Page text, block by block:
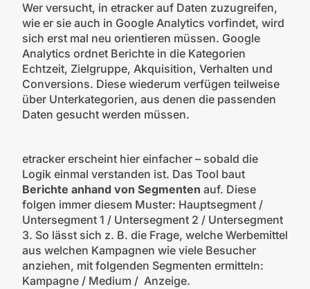
Wer versucht, in etracker auf Daten zuzugreifen,
wie er sie auch in Google Analytics vorfindet, wird
sich erst mal neu orientieren müssen. Google
Analytics ordnet Berichte in die Kategorien
Echtzeit, Zielgruppe, Akquisition, Verhalten und
Conversions. Diese wiederum verfügen teilweise
über Unterkategorien, aus denen die passenden
Daten gesucht werden müssen.
etracker erscheint hier einfacher – sobald die
Logik einmal verstanden ist. Das Tool baut
Berichte anhand von Segmenten auf. Diese
folgen immer diesem Muster: Hauptsegment /
Untersegment 1 / Untersegment 2 / Untersegment
3. So lässt sich z. B. die Frage, welche Werbemittel
aus welchen Kampagnen wie viele Besucher
anziehen, mit folgenden Segmenten ermitteln:
Kampagne / Medium / Anzeige.